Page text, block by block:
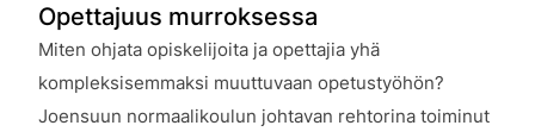
Opettajuus murroksessa
Julkaistu:
Miten ohjata opiskelijoita ja opettajia yhä
kompleksisemmaksi muuttuvaan opetustyöhön?
Joensuun normaalikoulun johtavan rehtorina toiminut